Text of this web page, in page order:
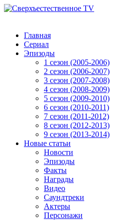
Главная
Сериал
Эпизоды
1 сезон (2005-2006)
2 сезон (2006-2007)
3 сезон (2007-2008)
4 сезон (2008-2009)
5 сезон (2009-2010)
6 сезон (2010-2011)
7 сезон (2011-2012)
8 сезон (2012-2013)
9 сезон (2013-2014)
Новые статьи
Новости
Эпизоды
Факты
Награды
Видео
Саундтреки
Актеры
Персонажи